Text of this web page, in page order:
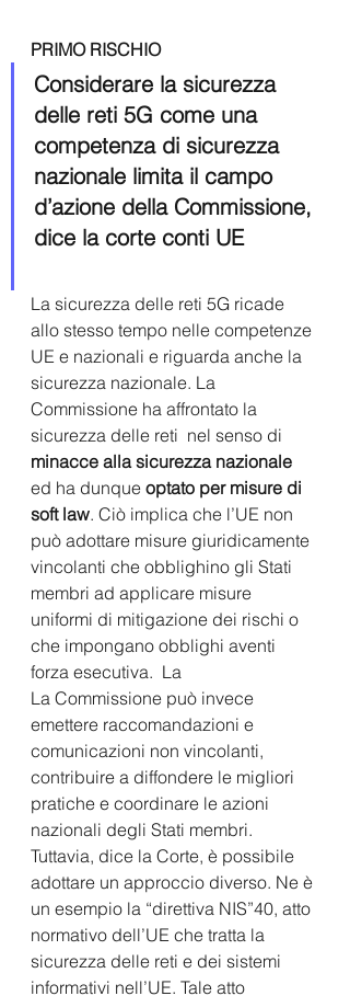
PRIMO RISCHIO
Considerare la sicurezza
delle reti 5G come una
competenza di sicurezza
nazionale limita il campo
d’azione della Commissione,
dice la corte conti UE
La sicurezza delle reti 5G ricade
allo stesso tempo nelle competenze
UE e nazionali e riguarda anche la
sicurezza nazionale. La
Commissione ha affrontato la
sicurezza delle reti  nel senso di
minacce alla sicurezza nazionale
ed ha dunque optato per misure di
soft law. Ciò implica che l’UE non
può adottare misure giuridicamente
vincolanti che obblighino gli Stati
membri ad applicare misure
uniformi di mitigazione dei rischi o
che impongano obblighi aventi
forza esecutiva.  La
La Commissione può invece
emettere raccomandazioni e
comunicazioni non vincolanti,
contribuire a diffondere le migliori
pratiche e coordinare le azioni
nazionali degli Stati membri.
Tuttavia, dice la Corte, è possibile
adottare un approccio diverso. Ne è
un esempio la “direttiva NIS”40, atto
normativo dell’UE che tratta la
sicurezza delle reti e dei sistemi
informativi nell’UE. Tale atto